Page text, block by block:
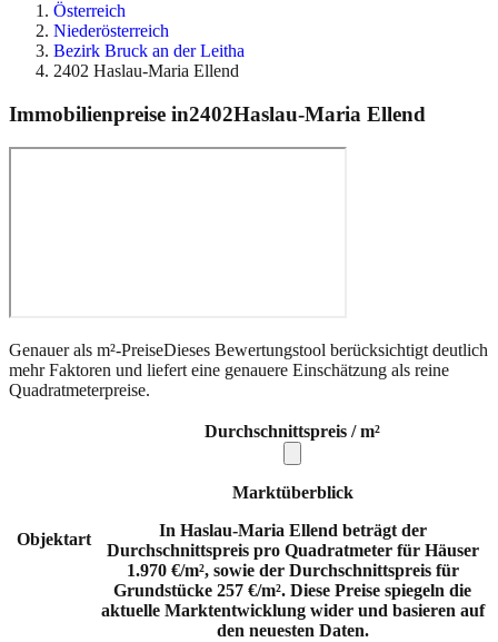
Österreich
Niederösterreich
Bezirk Bruck an der Leitha
2402 Haslau-Maria Ellend
Immobilienpreise in2402Haslau-Maria Ellend
Genauer als m²-PreiseDieses Bewertungstool berücksichtigt deutlich
mehr Faktoren und liefert eine genauere Einschätzung als reine
Quadratmeterpreise.
Objektart
Durchschnittspreis / m²
Marktüberblick
In Haslau-Maria Ellend beträgt der
Durchschnittspreis pro Quadratmeter für Häuser
1.970 €/m², sowie der Durchschnittspreis für
Grundstücke 257 €/m². Diese Preise spiegeln die
aktuelle Marktentwicklung wider und basieren auf
den neuesten Daten.